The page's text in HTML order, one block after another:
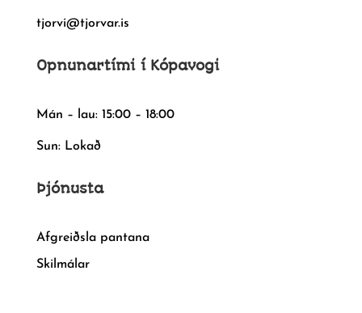
tjorvi@tjorvar.is
Opnunartími í Kópavogi
Mán – lau: 15:00 – 18:00
Sun: Lokað
Þjónusta
Afgreiðsla pantana
Skilmálar